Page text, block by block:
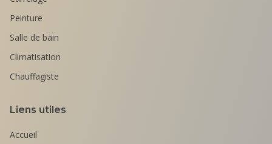
Peinture
Salle de bain
Climatisation
Chauffagiste
Liens utiles
Accueil